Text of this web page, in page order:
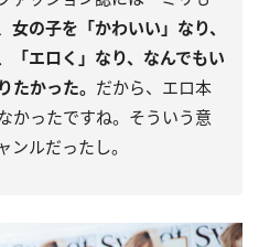
女の子を「かわいい」なり、
「エロく」なり、なんでもい
たかった。 だから、エロ本
かったですね。そういう意
ンルだったし。